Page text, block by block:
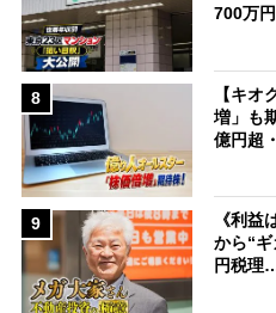
700万
8
【キオ
増」も
億円超
9
《利益
から“
円税理